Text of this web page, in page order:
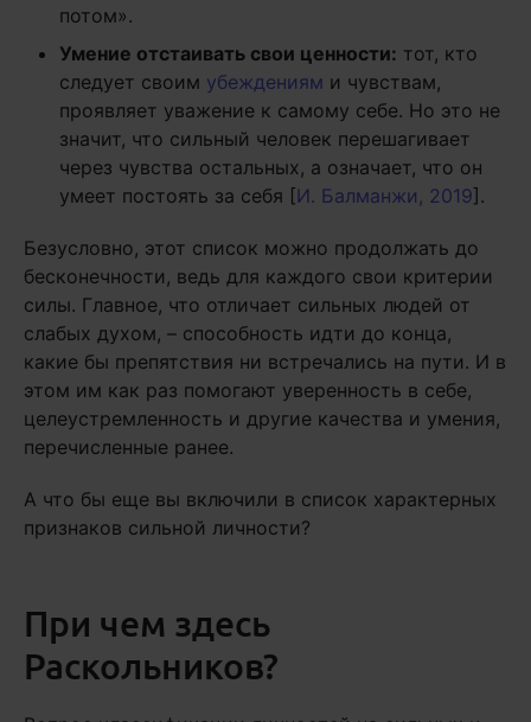
потом».
Умение отстаивать свои ценности: тот, кто
следует своим убеждениям и чувствам,
проявляет уважение к самому себе. Но это не
значит, что сильный человек перешагивает
через чувства остальных, а означает, что он
умеет постоять за себя [И. Балманжи, 2019].
Безусловно, этот список можно продолжать до
бесконечности, ведь для каждого свои критерии
силы. Главное, что отличает сильных людей от
слабых духом, – способность идти до конца,
какие бы препятствия ни встречались на пути. И в
этом им как раз помогают уверенность в себе,
целеустремленность и другие качества и умения,
перечисленные ранее.
А что бы еще вы включили в список характерных
признаков сильной личности?
При чем здесь
Раскольников?